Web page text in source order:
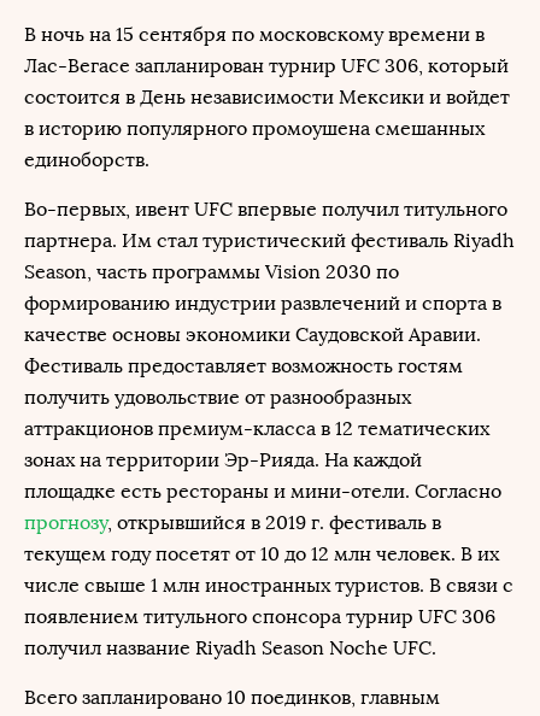
В ночь на 15 сентября по московскому времени в
Лас-Вегасе запланирован турнир UFC 306, который
состоится в День независимости Мексики и войдет
в историю популярного промоушена смешанных
единоборств.
Во-первых, ивент UFC впервые получил титульного
партнера. Им стал туристический фестиваль Riyadh
Season, часть программы Vision 2030 по
формированию индустрии развлечений и спорта в
качестве основы экономики Саудовской Аравии.
Фестиваль предоставляет возможность гостям
получить удовольствие от разнообразных
аттракционов премиум-класса в 12 тематических
зонах на территории Эр-Рияда. На каждой
площадке есть рестораны и мини-отели. Согласно
прогнозу, открывшийся в 2019 г. фестиваль в
текущем году посетят от 10 до 12 млн человек. В их
числе свыше 1 млн иностранных туристов. В связи с
появлением титульного спонсора турнир UFC 306
получил название Riyadh Season Noche UFC.
Всего запланировано 10 поединков, главным